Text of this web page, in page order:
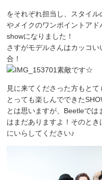
をそれぞれ担当し、スタイ
やメイクのワンポイントア
showになりました！
さすがモデルさんはカッコ
合！
素敵です☆
見に来てくださった方もと
とっても楽しんでできた
とは思いますが、Beetleでは
はまだありますよ！そのと
にいらしてください♪